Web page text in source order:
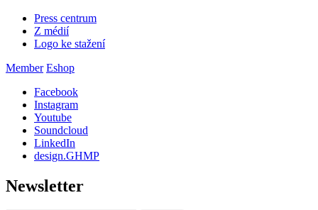
Press centrum
Z médií
Logo ke stažení
Member Eshop
Facebook
Instagram
Youtube
Soundcloud
LinkedIn
design.GHMP
Newsletter